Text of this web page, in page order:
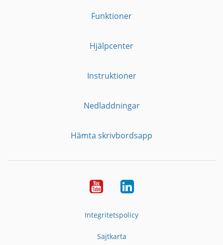
Funktioner
Hjälpcenter
Instruktioner
Nedladdningar
Hämta skrivbordsapp
YouTubeLinkedIn
Integritetspolicy
Sajtkarta